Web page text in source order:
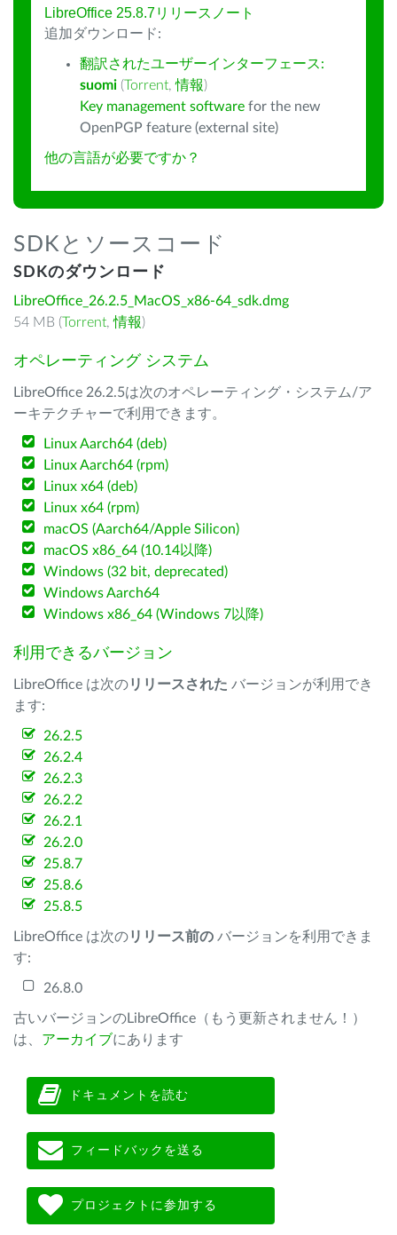
LibreOffice 25.8.7リリースノート
追加ダウンロード:
翻訳されたユーザーインターフェース:
suomi (Torrent,情報)
Key management software for the new
OpenPGP feature (external site)
他の言語が必要ですか？
SDKとソースコード
SDKのダウンロード
LibreOffice_26.2.5_MacOS_x86-64_sdk.dmg
54 MB (Torrent,情報)
オペレーティング システム
LibreOffice 26.2.5は次のオペレーティング・システム/ア
ーキテクチャーで利用できます。
Linux Aarch64 (deb)
Linux Aarch64 (rpm)
Linux x64 (deb)
Linux x64 (rpm)
macOS (Aarch64/Apple Silicon)
macOS x86_64 (10.14以降)
Windows (32 bit, deprecated)
Windows Aarch64
Windows x86_64 (Windows 7以降)
利用できるバージョン
LibreOffice は次のリリースされた バージョンが利用でき
ます:
26.2.5
26.2.4
26.2.3
26.2.2
26.2.1
26.2.0
25.8.7
25.8.6
25.8.5
LibreOffice は次のリリース前の バージョンを利用できま
す:
26.8.0
古いバージョンのLibreOffice（もう更新されません！）
は、 アーカイブにあります
ドキュメントを読む
フィードバックを送る
プロジェクトに参加する